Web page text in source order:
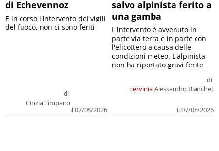
di Echevennoz
di
Cinzia Timpano
il 07/08/2026
E in corso l'intervento dei vigili
del fuoco, non ci sono feriti
salvo alpinista ferito a
una gamba
cervinia
di
Alessandro Bianchet
il 07/08/2026
L'intervento è avvenuto in
parte via terra e in parte con
l'elicottero a causa delle
condizioni meteo. L'alpinista
non ha riportato gravi ferite